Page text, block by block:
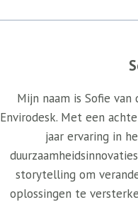
Mijn naam is Sofie
Envirodesk. Met een
jaar ervaring in
storytelling om
oplossingen te